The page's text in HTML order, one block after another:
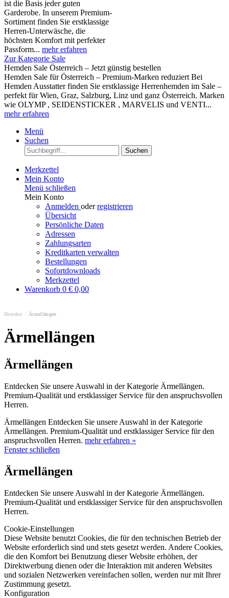
ist die Basis jeder guten
Garderobe. In unserem Premium-
Sortiment finden Sie erstklassige
Herren-Unterwäsche, die
höchsten Komfort mit perfekter
Passform... mehr erfahren
Zur Kategorie Sale
Hemden Sale Österreich – Jetzt günstig bestellen
Hemden Sale für Österreich – Premium-Marken reduziert Bei
Hemden Ausstatter finden Sie erstklassige Herrenhemden im Sale –
perfekt für Wien, Graz, Salzburg, Linz und ganz Österreich. Marken
wie OLYMP , SEIDENSTICKER , MARVELIS und VENTI...
mehr erfahren
Menü
Suchen
Suchen
Merkzettel
Mein Konto
Menü schließen
Mein Konto
Anmelden oderregistrieren
Übersicht
Persönliche Daten
Adressen
Zahlungsarten
Kreditkarten verwalten
Bestellungen
Sofortdownloads
Merkzettel
Warenkorb 0 € 0,00
Hemden Ärmellängen
Ärmellängen
Ärmellängen
Entdecken Sie unsere Auswahl in der Kategorie Ärmellängen.
Premium-Qualität und erstklassiger Service für den anspruchsvollen
Herren.
Ärmellängen Entdecken Sie unsere Auswahl in der Kategorie
Ärmellängen. Premium-Qualität und erstklassiger Service für den
anspruchsvollen Herren. mehr erfahren »
Fenster schließen
Ärmellängen
Entdecken Sie unsere Auswahl in der Kategorie Ärmellängen.
Premium-Qualität und erstklassiger Service für den anspruchsvollen
Herren.
Cookie-Einstellungen
Diese Website benutzt Cookies, die für den technischen Betrieb der
Website erforderlich sind und stets gesetzt werden. Andere Cookies,
die den Komfort bei Benutzung dieser Website erhöhen, der
Direktwerbung dienen oder die Interaktion mit anderen Websites
und sozialen Netzwerken vereinfachen sollen, werden nur mit Ihrer
Zustimmung gesetzt.
Konfiguration